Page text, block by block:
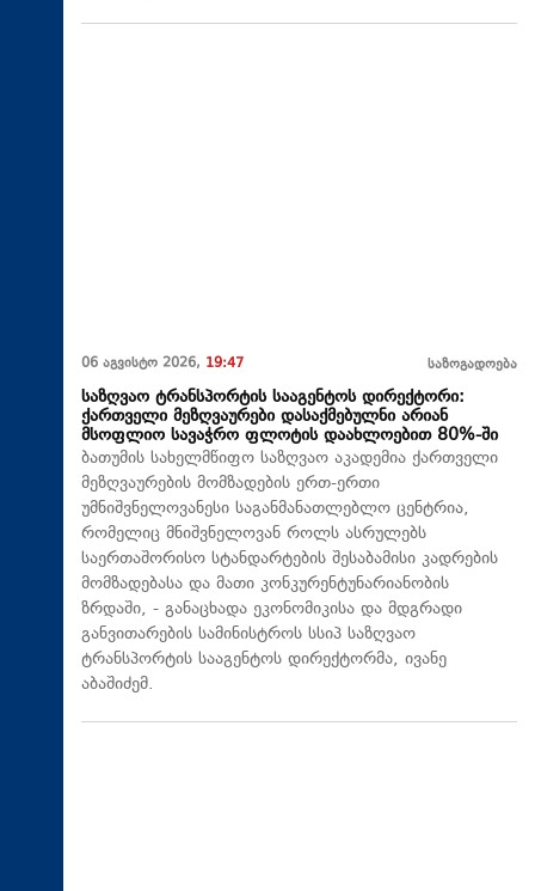
06 აგვისტო 2026, 19:47 საზოგადოება
საზღვაო ტრანსპორტის სააგენტოს დირექტორი:
ქართველი მეზღვაურები დასაქმებულნი არიან
მსოფლიო სავაჭრო ფლოტის დაახლოებით 80%-ში
ბათუმის სახელმწიფო საზღვაო აკადემია ქართველი
მეზღვაურების მომზადების ერთ-ერთი
უმნიშვნელოვანესი საგანმანათლებლო ცენტრია,
რომელიც მნიშვნელოვან როლს ასრულებს
საერთაშორისო სტანდარტების შესაბამისი კადრების
მომზადებასა და მათი კონკურენტუნარიანობის
ზრდაში, - განაცხადა ეკონომიკისა და მდგრადი
განვითარების სამინისტროს სსიპ საზღვაო
ტრანსპორტის სააგენტოს დირექტორმა, ივანე
აბაშიძემ.